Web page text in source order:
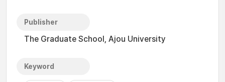
Publisher
The Graduate School, Ajou University
Keyword